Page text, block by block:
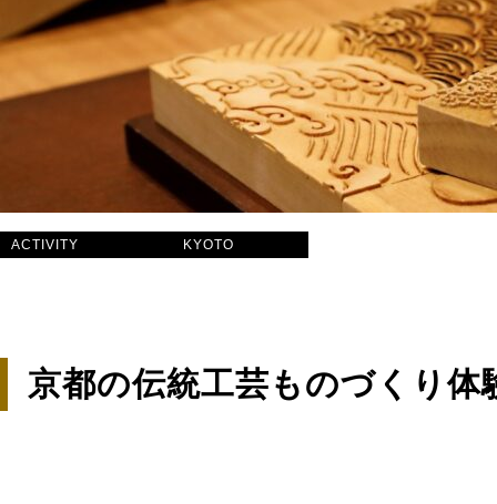
ACTIVITY KYOTO
京都の伝統工芸ものづくり